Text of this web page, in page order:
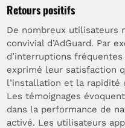
Retours positifs
De nombreux utilisateurs
convivial d’AdGuard. Par
d’interruptions
exprimé leur satisfaction
l’installation et la rapidité
Les témoignages
dans la performance de
activé. Les utilisateurs